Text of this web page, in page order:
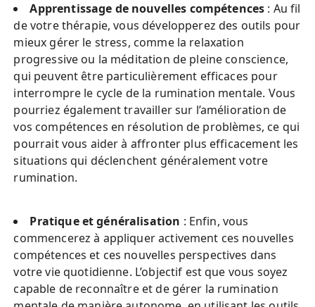
Apprentissage de nouvelles compétences : Au fil
de votre thérapie, vous développerez des outils pour
mieux gérer le stress, comme la relaxation
progressive ou la méditation de pleine conscience,
qui peuvent être particulièrement efficaces pour
interrompre le cycle de la rumination mentale. Vous
pourriez également travailler sur l’amélioration de
vos compétences en résolution de problèmes, ce qui
pourrait vous aider à affronter plus efficacement les
situations qui déclenchent généralement votre
rumination.
Pratique et généralisation : Enfin, vous
commencerez à appliquer activement ces nouvelles
compétences et ces nouvelles perspectives dans
votre vie quotidienne. L’objectif est que vous soyez
capable de reconnaître et de gérer la rumination